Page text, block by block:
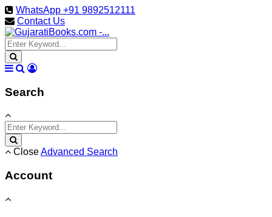
WhatsApp +91 9892512111
Contact Us
Search
CloseAdvanced Search
Account